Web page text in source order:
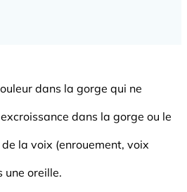
dans la gorge qui ne
dans la gorge ou le
la voix (enrouement, voix
une oreille.